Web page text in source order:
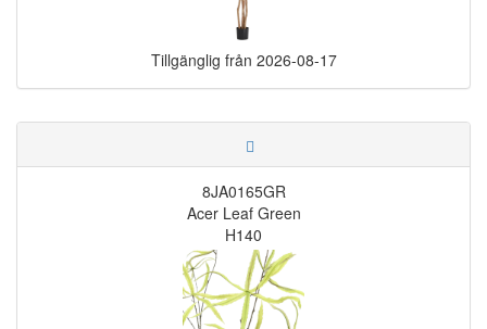
Tillgänglig från 2026-08-17
8JA0165GR
Acer Leaf Green
H140